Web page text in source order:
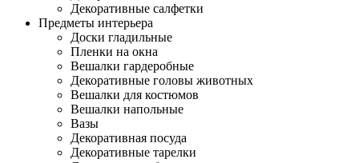
Декоративные салфетки
Предметы интерьера
Доски гладильные
Пленки на окна
Вешалки гардеробные
Декоративные головы животных
Вешалки для костюмов
Вешалки напольные
Вазы
Декоративная посуда
Декоративные тарелки